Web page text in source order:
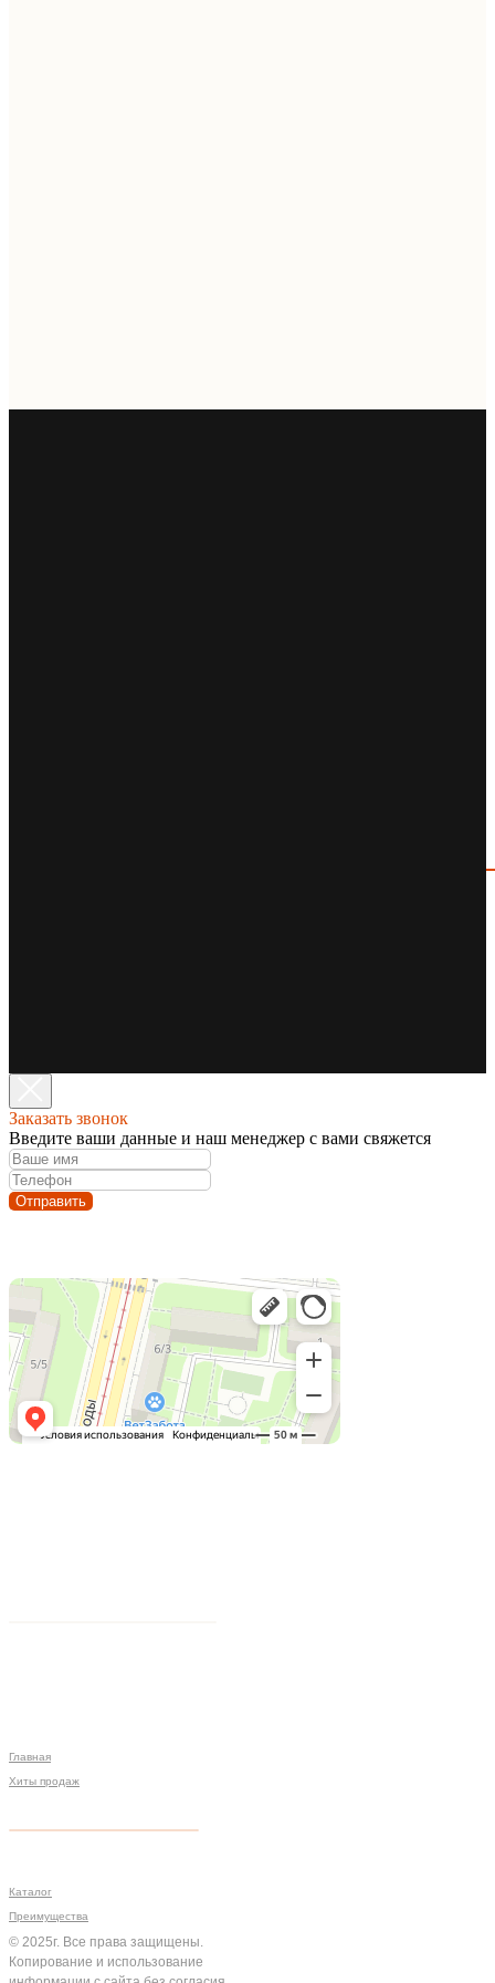
Главная
Хиты продаж
Мы на связи
Каталог
Преимущества
© 2025г. Все права защищены.
Копирование и использование
Заказать звонок
Введите ваши данные и наш менеджер с вами свяжется
Отправить